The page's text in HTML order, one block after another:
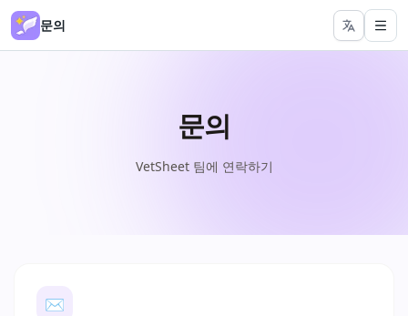
문의
문의
VetSheet 팀에 연락하기
✉